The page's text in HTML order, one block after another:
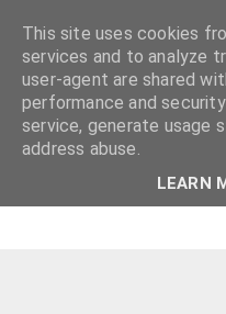
This site uses cookies
services and to analyze
user-agent are shared
performance and
service, generate usage
address abuse.
LEARN